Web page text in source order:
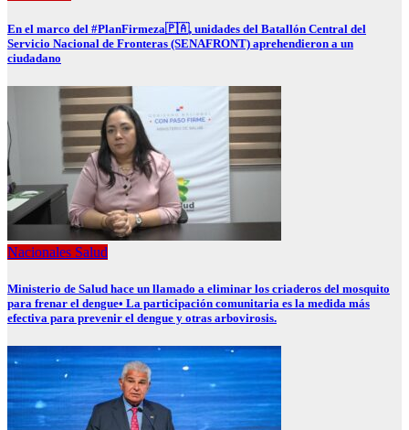
En el marco del #PlanFirmeza🇵🇦, unidades del Batallón Central del
Servicio Nacional de Fronteras (SENAFRONT) aprehendieron a un
ciudadano
Nacionales Salud
Ministerio de Salud hace un llamado a eliminar los criaderos del mosquito
para frenar el dengue• La participación comunitaria es la medida más
efectiva para prevenir el dengue y otras arbovirosis.